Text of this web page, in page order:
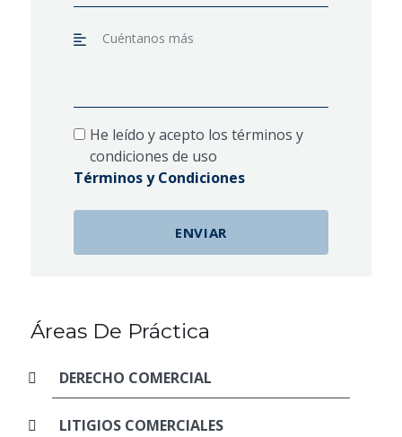
He leído y acepto los términos y
condiciones de uso
Términos y Condiciones
Áreas De Práctica
DERECHO COMERCIAL
LITIGIOS COMERCIALES